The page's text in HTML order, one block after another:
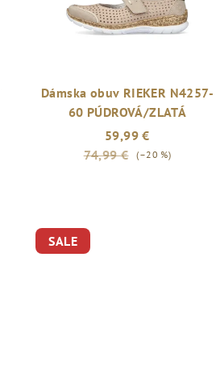
Dámska obuv RIEKER N4257-
60 PÚDROVÁ/ZLATÁ
59,99 €
74,99 €
(–20 %)
SALE